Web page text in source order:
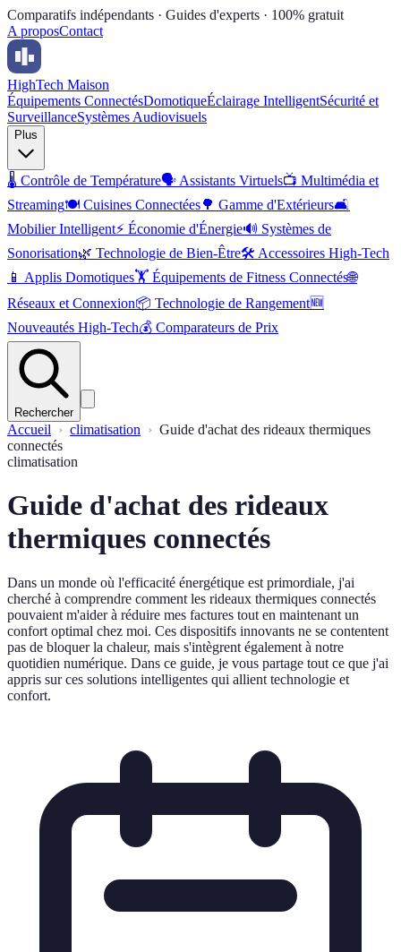
Comparatifs indépendants · Guides d'experts · 100% gratuit
A proposContact
HighTech Maison
Équipements ConnectésDomotiqueÉclairage IntelligentSécurité et
SurveillanceSystèmes Audiovisuels
Plus
🌡️ Contrôle de Température🗣️ Assistants Virtuels📺 Multimédia et
Streaming🍽️ Cuisines Connectées🌳 Gamme d'Extérieurs🛋️
Mobilier Intelligent⚡ Économie d'Énergie🔊 Systèmes de
Sonorisation🌿 Technologie de Bien-Être🛠️ Accessoires High-Tech
📱 Applis Domotiques🏋️ Équipements de Fitness Connectés🌐
Réseaux et Connexion📦 Technologie de Rangement🆕
Nouveautés High-Tech💰 Comparateurs de Prix
Rechercher
Accueil climatisation
Guide d'achat des rideaux thermiques
connectés
climatisation
Guide d'achat des rideaux
thermiques connectés
Dans un monde où l'efficacité énergétique est primordiale, j'ai
cherché à comprendre comment les rideaux thermiques connectés
pouvaient m'aider à réduire mes factures tout en maintenant un
confort optimal chez moi. Ces dispositifs innovants ne se contentent
pas de bloquer la chaleur, mais s'intègrent également à notre
quotidien numérique. Dans ce guide, je vous partage tout ce que j'ai
appris sur ces solutions intelligentes qui allient technologie et
confort.